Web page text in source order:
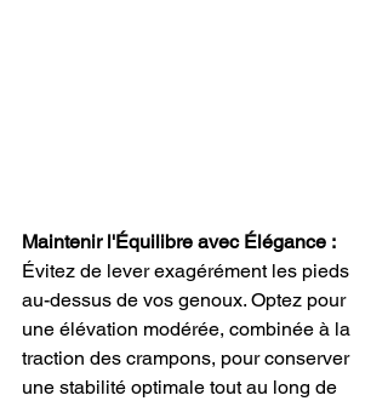
Maintenir l'Équilibre avec Élégance :
Évitez de lever exagérément les pieds
au-dessus de vos genoux. Optez pour
une élévation modérée, combinée à la
traction des crampons, pour conserver
une stabilité optimale tout au long de